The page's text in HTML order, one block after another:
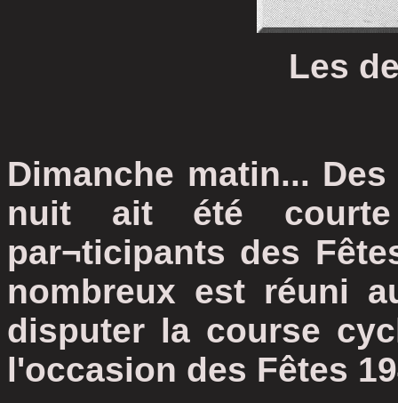
Les
Dimanche matin...
nuit ait été
par¬ticipants des
nombreux est réuni
disputer la course
l'occasion des Fêtes